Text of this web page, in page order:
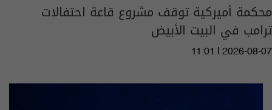
محكمة أميركية توقف مشروع قاعة احتفالات
ترامب في البيت الأبيض
11:01 | 2026-08-07